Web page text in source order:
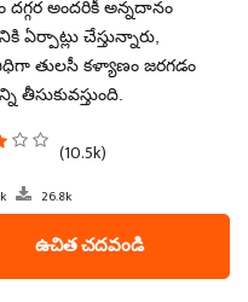
అందరికీ అన్నదానం
ఏర్పాట్లు చేస్తున్నారు,
తులసీ కళ్యాణం జరగడం
తీసుకువస్తుంది.
(10.5k)
26.8k
ఉచిత చదవండి